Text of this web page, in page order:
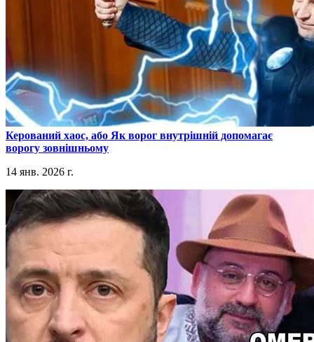
​Керований хаос, або Як ворог внутрішній допомагає
ворогу зовнішньому
14 янв. 2026 г.